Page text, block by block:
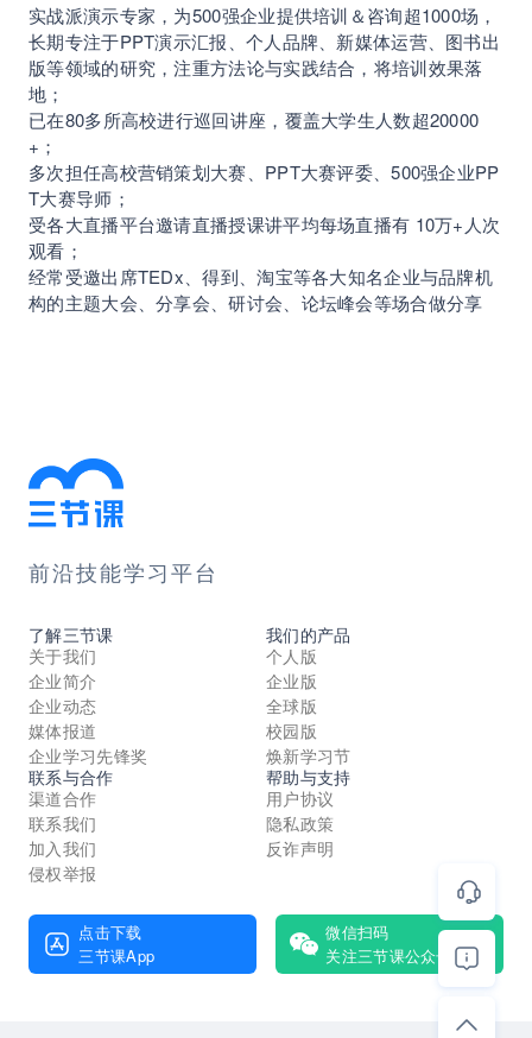
实战派演示专家，为500强企业提供培训＆咨询超1000场，
长期专注于PPT演示汇报、个人品牌、新媒体运营、图书出
版等领域的研究，注重方法论与实践结合，将培训效果落
地；
已在80多所高校进行巡回讲座，覆盖大学生人数超20000
+；
多次担任高校营销策划大赛、PPT大赛评委、500强企业PP
T大赛导师；
受各大直播平台邀请直播授课讲平均每场直播有 10万+人次
观看；
经常受邀出席TEDx、得到、淘宝等各大知名企业与品牌机
构的主题大会、分享会、研讨会、论坛峰会等场合做分享
前沿技能学习平台
了解三节课
关于我们
企业简介
企业动态
媒体报道
企业学习先锋奖
我们的产品
个人版
企业版
全球版
校园版
焕新学习节
联系与合作
渠道合作
联系我们
加入我们
侵权举报
帮助与支持
用户协议
隐私政策
反诈声明
点击下载
三节课App
微信扫码
关注三节课公众号